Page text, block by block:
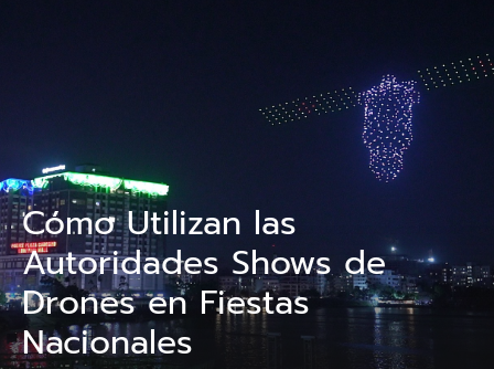
Cómo Utilizan las
Autoridades Shows de
Drones en Fiestas
Nacionales